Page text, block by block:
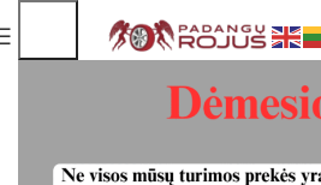
Mini Cooper Ratlankiai